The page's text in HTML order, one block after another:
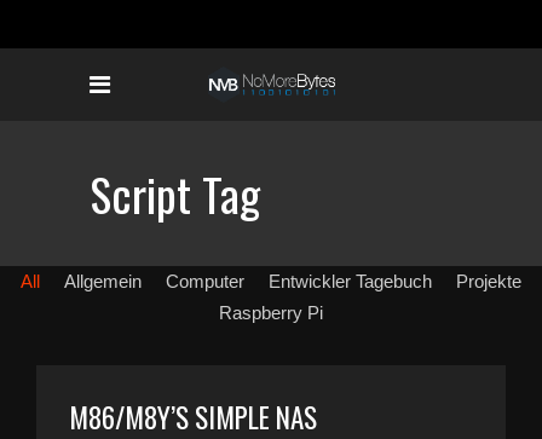
Script Tag
All Allgemein Computer Entwickler Tagebuch
Projekte
Raspberry Pi
M86/M8Y’S SIMPLE NAS